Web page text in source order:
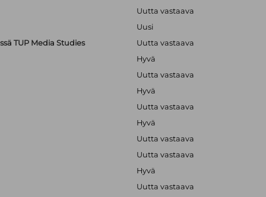
Uutta vastaava
Uusi
TUP Media Studies
Uutta vastaava
Hyvä
Uutta vastaava
Hyvä
Uutta vastaava
Hyvä
Uutta vastaava
Uutta vastaava
Hyvä
Uutta vastaava